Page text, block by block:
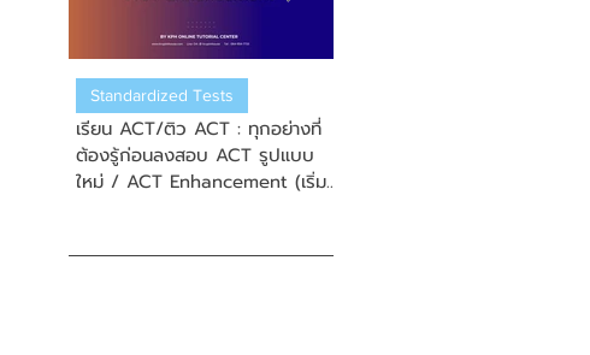
เรียน ACT/ติว ACT : ทุกอย่างที่
ต้องรู้ก่อนลงสอบ ACT รูปแบบ
ใหม่ / ACT Enhancement (เริ่ม
Standardized Tests